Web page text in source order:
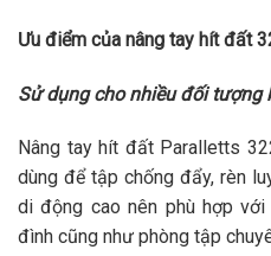
Ưu điểm của nâng tay hít đất
Sử dụng cho nhiều đối tượng
Nâng tay hít đất Paralletts
dùng để tập chống đẩy, rèn
di động cao nên phù hợp
đình cũng như phòng tập